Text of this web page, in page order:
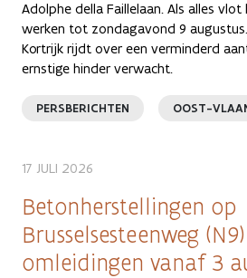
Adolphe della Faillelaan. Als alles
werken tot zondagavond 9
Kortrijk rijdt over een verminderd
ernstige hinder verwacht.
PERSBERICHTEN OOST-
17 JULI 2026
Betonherstellingen op
Brusselsesteenweg
omleidingen vanaf 3